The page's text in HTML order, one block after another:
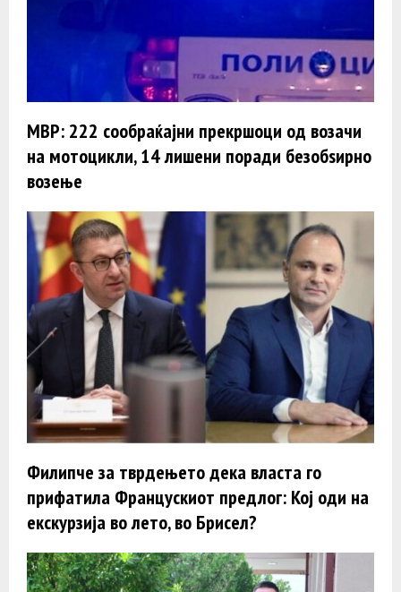
МВР: 222 сообраќајни прекршоци од возачи
на мотоцикли, 14 лишени поради безобѕирно
возење
Филипче за тврдењето дека власта го
прифатила Францускиот предлог: Кој оди на
екскурзија во лето, во Брисел?